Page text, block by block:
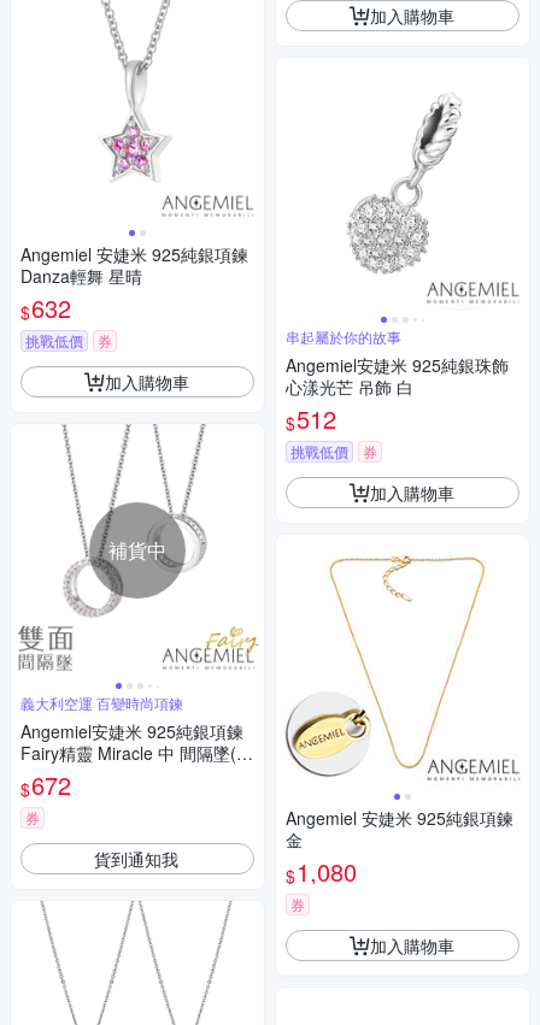
Angemiel 安婕米 925純銀項鍊
Danza輕舞 星晴
$632
挑戰低價 券
加入購物車
補貨中
義大利空運 百變時尚項鍊
Angemiel安婕米 925純銀項鍊
Fairy精靈 Miracle 中 間隔墜(白
鑽.銀)
$672
券
貨到通知我
加入購物車
串起屬於你的故事
Angemiel安婕米 925純銀珠飾
心漾光芒 吊飾 白
$512
挑戰低價 券
加入購物車
Angemiel 安婕米 925純銀項鍊
金
$1,080
券
加入購物車